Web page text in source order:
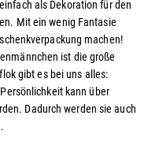
als Dekoration für den
Mit ein wenig Fantasie
machen!
ist die große
gibt es bei uns alles:
kann über
Dadurch werden sie auch